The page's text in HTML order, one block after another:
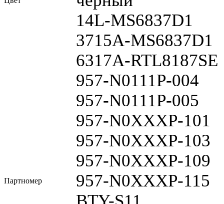
Партномер
14L-MS6837D1
3715A-MS6837D1
6317A-RTL8187SE
957-N0111P-004
957-N0111P-005
957-N0XXXP-101
957-N0XXXP-103
957-N0XXXP-109
957-N0XXXP-115